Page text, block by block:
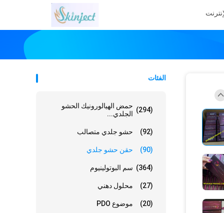
الفئات
حمض الهيالورونيك الحشو
الجلدي...
(294)
حشو جلدي متصالب (92)
حقن حشو جلدي (90)
سم البوتولينيوم (364)
محلول دهني (27)
موضوع PDO (20)